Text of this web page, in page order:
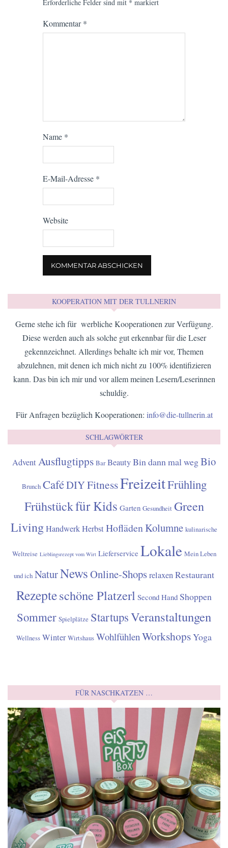
Erforderliche Felder sind mit * markiert
Kommentar*
Name *
E-Mail-Adresse *
Website
KOOPERATION MIT DER TULLNERIN
Gerne stehe ich für werbliche Kooperationen zur Verfügung.
Diese werden auch als solche gut erkennbar für die Leser
gekennzeichnet. Allerdings behalte ich mir vor, Themen
abzulehnen, mit denen ich mich nicht zu 100% identifizieren
kann. Das bin ich mir und vor allem meinen Lesern/Leserinnen
schuldig.
Für Anfragen bezüglich Kooperationen: info@die-tullnerin.at
SCHLAGWÖRTER
Advent Ausflugtipps Bar BeautyBin dann mal wegBio
Brunch CaféDIYFitnessFreizeitFrühling
Frühstückfür Kids Garten Gesundheit Green
LivingHandwerkHerbstHoflädenKolumne kulinarische
Weltreise Lieblingsrezept vom Wirt Lieferservice Lokale Mein Leben
und ich NaturNewsOnline-Shops relaxenRestaurant
Rezepteschöne Platzerl Second Hand Shoppen
Sommer Spielplätze StartupsVeranstaltungen
Wellness Winter Wirtshaus Wohlfühlen WorkshopsYoga
FÜR NASCHKATZEN …